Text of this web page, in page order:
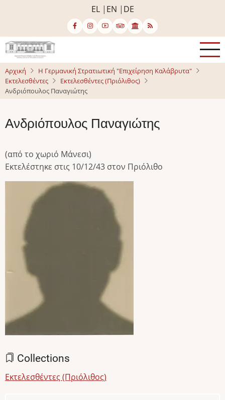
κυρίως
περιεχόμενο
EL EN DE
Αρχική
Η Γερμανική Στρατιωτική "Επιχείρηση Καλάβρυτα"
Εκτελεσθέντες
Εκτελεσθέντες (Πριόλιθος)
Ανδριόπουλος Παναγιώτης
Ανδριόπουλος Παναγιώτης
(από το χωριό Μάνεσι)
Εκτελέστηκε στις 10/12/43 στον Πριόλιθο
Collections
Εκτελεσθέντες (Πριόλιθος)